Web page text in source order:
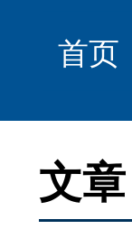
首页
文章